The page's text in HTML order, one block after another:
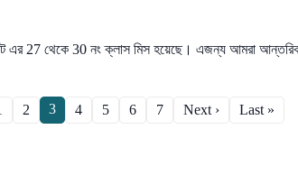
এর 27 থেকে 30 নং ক্লাস মিস হয়েছে। এজন্য আমরা
2 3 4 5 6 7 Next › Last »